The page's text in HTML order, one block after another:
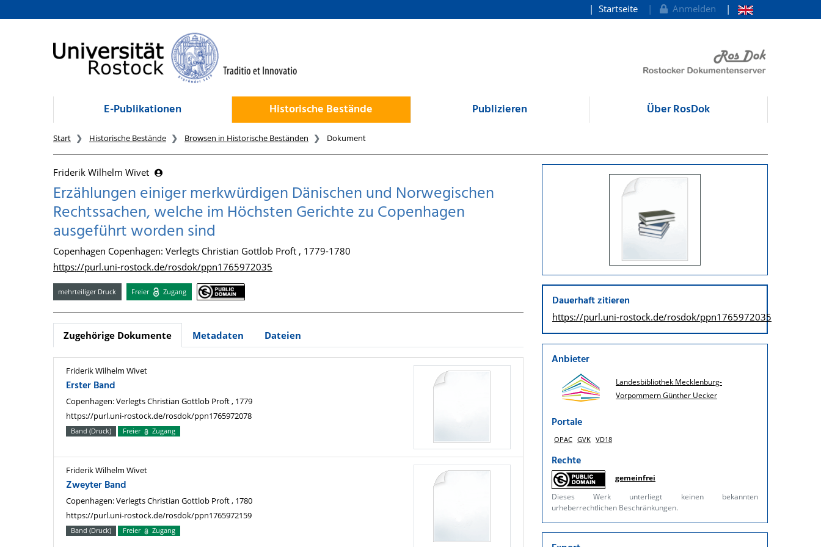
zum Inhalt
Startseite Anmelden
E-Publikationen Historische Bestände Publizieren Über RosDok
Start Historische Bestände Browsen in Historische Beständen Dokument
Friderik Wilhelm Wivet
Erzählungen einiger merkwürdigen Dänischen und Norwegischen
Rechtssachen, welche im Höchsten Gerichte zu Copenhagen
ausgeführt worden sind
Copenhagen Copenhagen: Verlegts Christian Gottlob Proft , 1779-1780
https://purl.uni-rostock.de/rosdok/ppn1765972035
mehrteiliger Druck Freier Zugang
Zugehörige Dokumente Metadaten Dateien
Friderik Wilhelm Wivet
Erster Band
Copenhagen: Verlegts Christian Gottlob Proft , 1779
https://purl.uni-rostock.de/rosdok/ppn1765972078
Band (Druck) Freier Zugang
Friderik Wilhelm Wivet
Zweyter Band
Copenhagen: Verlegts Christian Gottlob Proft , 1780
https://purl.uni-rostock.de/rosdok/ppn1765972159
Band (Druck) Freier Zugang
Dauerhaft zitieren
https://purl.uni-rostock.de/rosdok/ppn1765972035
Anbieter
Landesbibliothek Mecklenburg-
Vorpommern Günther Uecker
Portale
OPAC GVK VD18
Rechte
gemeinfrei
Dieses Werk unterliegt keinen bekannten
urheberrechtlichen Beschränkungen.